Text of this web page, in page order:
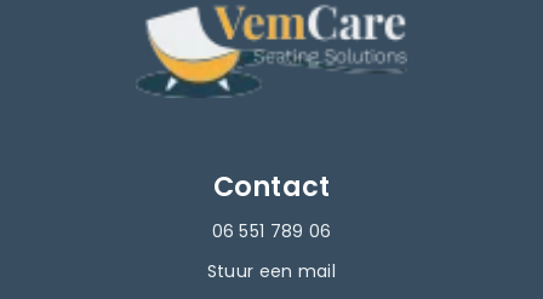
Contact
06 551 789 06
Stuur een mail